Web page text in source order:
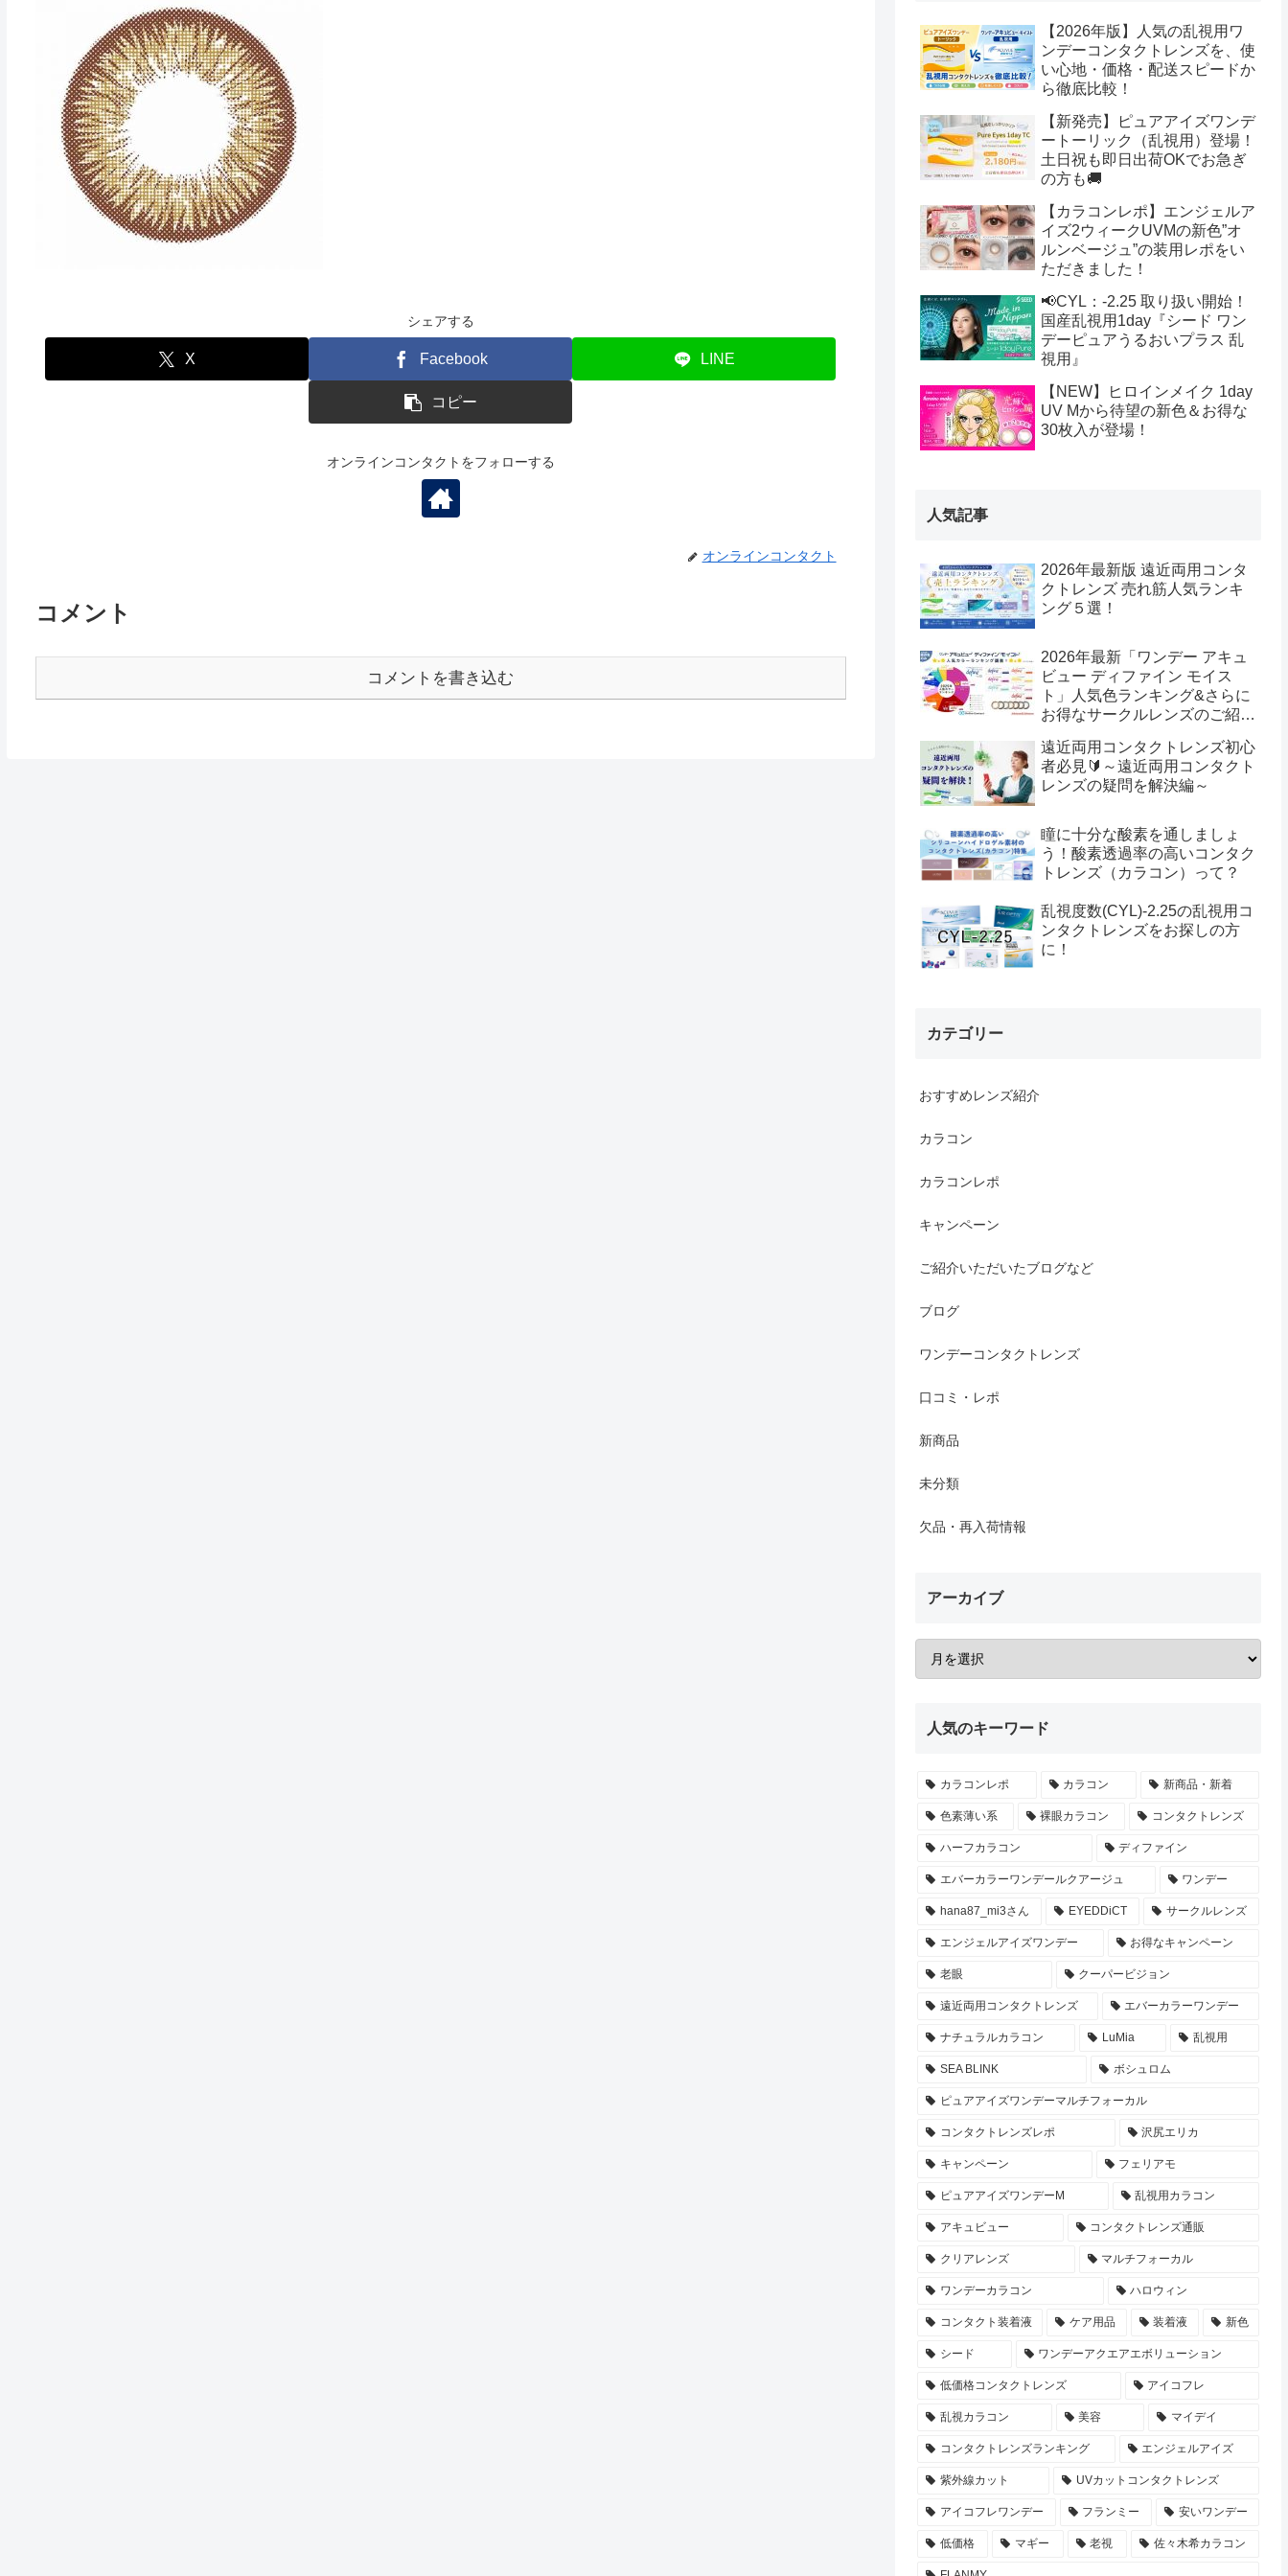
シェアする
X Facebook LINE
コピー
オンラインコンタクトをフォローする
オンラインコンタクト
コメント
コメントを書き込む
【2026年版】人気の乱視用ワ
ンデーコンタクトレンズを、使
い心地・価格・配送スピードか
ら徹底比較！
【新発売】ピュアアイズワンデ
ートーリック（乱視用）登場！
土日祝も即日出荷OKでお急ぎ
の方も🚚
【カラコンレポ】エンジェルア
イズ2ウィークUVMの新色”オ
ルンベージュ”の装用レポをい
ただきました！
📢CYL：-2.25 取り扱い開始！
国産乱視用1day『シード ワン
デーピュアうるおいプラス 乱
視用』
【NEW】ヒロインメイク 1day
UV Mから待望の新色＆お得な
30枚入が登場！
人気記事
2026年最新版 遠近両用コンタ
クトレンズ 売れ筋人気ランキ
ング５選！
2026年最新「ワンデー アキュ
ビュー ディファイン モイス
ト」人気色ランキング&さらに
お得なサークルレンズのご紹
遠近両用コンタクトレンズ初心
者必見🔰～遠近両用コンタクト
レンズの疑問を解決編～
瞳に十分な酸素を通しましょ
う！酸素透過率の高いコンタク
トレンズ（カラコン）って？
乱視度数(CYL)-2.25の乱視用コ
ンタクトレンズをお探しの方
に！
カテゴリー
おすすめレンズ紹介
カラコン
カラコンレポ
キャンペーン
ご紹介いただいたブログなど
ブログ
ワンデーコンタクトレンズ
口コミ・レポ
新商品
未分類
欠品・再入荷情報
アーカイブ
人気のキーワード
カラコンレポ カラコン 新商品・新着
色素薄い系 裸眼カラコン コンタクトレンズ
ハーフカラコン ディファイン
エバーカラーワンデールクアージュ ワンデー
hana87_mi3さん EYEDDiCT サークルレンズ
エンジェルアイズワンデー お得なキャンペーン
老眼 クーパービジョン
遠近両用コンタクトレンズ エバーカラーワンデー
ナチュラルカラコン LuMia 乱視用
SEA BLINK ボシュロム
ピュアアイズワンデーマルチフォーカル
コンタクトレンズレポ 沢尻エリカ
キャンペーン フェリアモ
ピュアアイズワンデーM 乱視用カラコン
アキュビュー コンタクトレンズ通販
クリアレンズ マルチフォーカル
ワンデーカラコン ハロウィン
コンタクト装着液 ケア用品 装着液 新色
シード ワンデーアクエアエボリューション
低価格コンタクトレンズ アイコフレ
乱視カラコン 美容 マイデイ
コンタクトレンズランキング エンジェルアイズ
紫外線カット UVカットコンタクトレンズ
アイコフレワンデー フランミー 安いワンデー
低価格 マギー 老視 佐々木希カラコン